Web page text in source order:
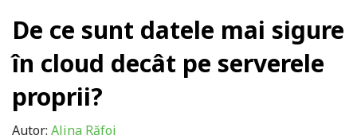
De ce sunt datele mai sigure
în cloud decât pe serverele
proprii?
Autor: Alina Răfoi